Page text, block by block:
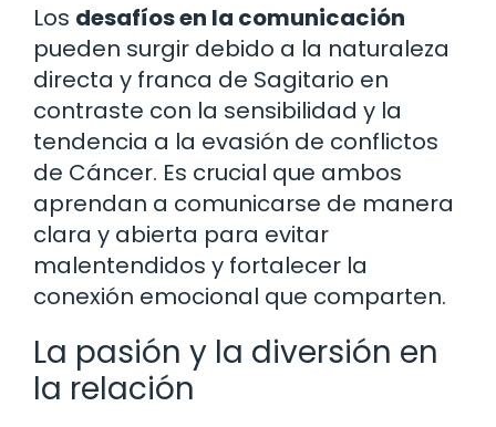
Los desafíos en la comunicación
pueden surgir debido a la naturaleza
directa y franca de Sagitario en
contraste con la sensibilidad y la
tendencia a la evasión de conflictos
de Cáncer. Es crucial que ambos
aprendan a comunicarse de manera
clara y abierta para evitar
malentendidos y fortalecer la
conexión emocional que comparten.
La pasión y la diversión en
la relación